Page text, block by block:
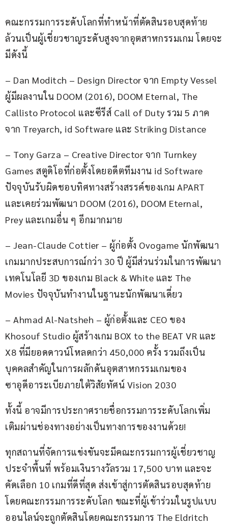
คณะกรรมการระดับโลกที่ทำหน้าที่ตัดสินรอบสุดท้าย
ล้วนเป็นผู้เชี่ยวชาญระดับสูงจากอุตสาหกรรมเกม โดยจะ
มีดังนี้
– Dan Moditch – Design Director จาก Empty Vessel
ผู้มีผลงานใน DOOM (2016), DOOM Eternal, The
Callisto Protocol และซีรีส์ Call of Duty รวม 5 ภาค
จาก Treyarch, id Software และ Striking Distance
– Tony Garza – Creative Director จาก Turnkey
Games สตูดิโอที่ก่อตั้งโดยอดีตทีมงาน id Software
ปัจจุบันรับผิดชอบทิศทางสร้างสรรค์ของเกม APART
และเคยร่วมพัฒนา DOOM (2016), DOOM Eternal,
Prey และเกมอื่น ๆ อีกมากมาย
– Jean-Claude Cottier – ผู้ก่อตั้ง Ovogame นักพัฒนา
เกมมากประสบการณ์กว่า 30 ปี ผู้มีส่วนร่วมในการพัฒนา
เทคโนโลยี 3D ของเกม Black & White และ The
Movies ปัจจุบันทำงานในฐานะนักพัฒนาเดี่ยว
– Ahmad Al-Natsheh – ผู้ก่อตั้งและ CEO ของ
Khosouf Studio ผู้สร้างเกม BOX to the BEAT VR และ
X8 ที่มียอดดาวน์โหลดกว่า 450,000 ครั้ง รวมถึงเป็น
บุคคลสำคัญในการผลักดันอุตสาหกรรมเกมของ
ซาอุดีอาระเบียภายใต้วิสัยทัศน์ Vision 2030
ทั้งนี้ อาจมีการประกาศรายชื่อกรรมการระดับโลกเพิ่ม
เติมผ่านช่องทางอย่างเป็นทางการของงานด้วย!
ทุกสถานที่จัดการแข่งขันจะมีคณะกรรมการผู้เชี่ยวชาญ
ประจำพื้นที่ พร้อมเงินรางวัลรวม 17,500 บาท และจะ
คัดเลือก 10 เกมที่ดีที่สุด ส่งเข้าสู่การตัดสินรอบสุดท้าย
โดยคณะกรรมการระดับโลก ขณะที่ผู้เข้าร่วมในรูปแบบ
ออนไลน์จะถูกตัดสินโดยคณะกรรมการ The Eldritch